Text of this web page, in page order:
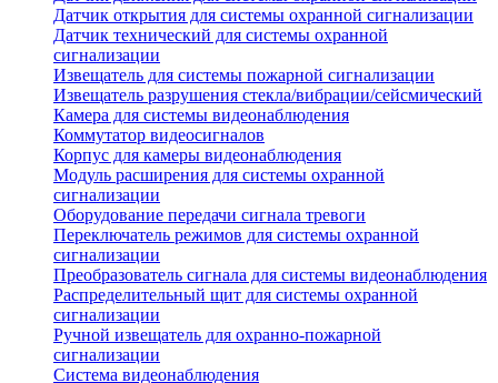
Датчик открытия для системы охранной сигнализации
Датчик технический для системы охранной
сигнализации
Извещатель для системы пожарной сигнализации
Извещатель разрушения стекла/вибрации/сейсмический
Камера для системы видеонаблюдения
Коммутатор видеосигналов
Корпус для камеры видеонаблюдения
Модуль расширения для системы охранной
сигнализации
Оборудование передачи сигнала тревоги
Переключатель режимов для системы охранной
сигнализации
Преобразователь сигнала для системы видеонаблюдения
Распределительный щит для системы охранной
сигнализации
Ручной извещатель для охранно-пожарной
сигнализации
Система видеонаблюдения